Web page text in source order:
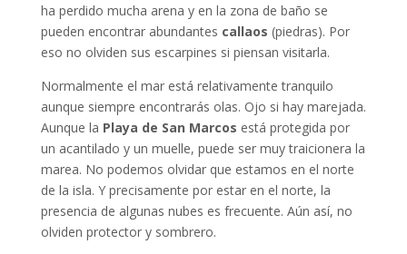
ha perdido mucha arena y en la zona de baño se
pueden encontrar abundantes callaos (piedras). Por
eso no olviden sus escarpines si piensan visitarla.
Normalmente el mar está relativamente tranquilo
aunque siempre encontrarás olas. Ojo si hay marejada.
Aunque la Playa de San Marcos está protegida por
un acantilado y un muelle, puede ser muy traicionera la
marea. No podemos olvidar que estamos en el norte
de la isla. Y precisamente por estar en el norte, la
presencia de algunas nubes es frecuente. Aún así, no
olviden protector y sombrero.